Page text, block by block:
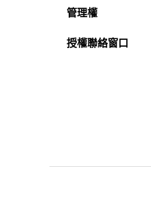
管理權
授權聯絡窗口